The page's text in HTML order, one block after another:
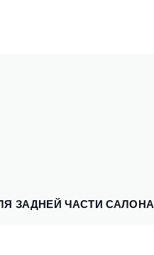
ЗАДНЕЙ ЧАСТИ САЛОНА